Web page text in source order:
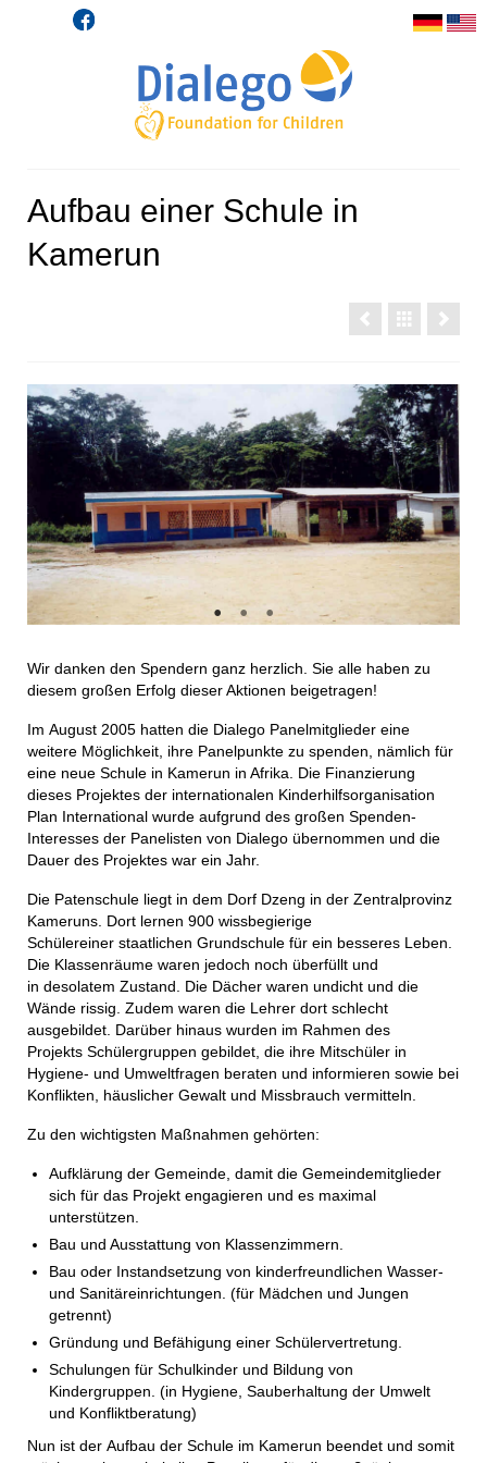
Aufbau einer Schule in
Kamerun
Wir danken den Spendern ganz herzlich. Sie alle haben zu
diesem großen Erfolg dieser Aktionen beigetragen!
Im August 2005 hatten die Dialego Panelmitglieder eine
weitere Möglichkeit, ihre Panelpunkte zu spenden, nämlich für
eine neue Schule in Kamerun in Afrika. Die Finanzierung
dieses Projektes der internationalen Kinderhilfsorganisation
Plan International wurde aufgrund des großen Spenden-
Interesses der Panelisten von Dialego übernommen und die
Dauer des Projektes war ein Jahr.
Die Patenschule liegt in dem Dorf Dzeng in der Zentralprovinz
Kameruns. Dort lernen 900 wissbegierige
Schülereiner staatlichen Grundschule für ein besseres Leben.
Die Klassenräume waren jedoch noch überfüllt und
in desolatem Zustand. Die Dächer waren undicht und die
Wände rissig. Zudem waren die Lehrer dort schlecht
ausgebildet. Darüber hinaus wurden im Rahmen des
Projekts Schülergruppen gebildet, die ihre Mitschüler in
Hygiene- und Umweltfragen beraten und informieren sowie bei
Konflikten, häuslicher Gewalt und Missbrauch vermitteln.
Zu den wichtigsten Maßnahmen gehörten:
Aufklärung der Gemeinde, damit die Gemeindemitglieder
sich für das Projekt engagieren und es maximal
unterstützen.
Bau und Ausstattung von Klassenzimmern.
Bau oder Instandsetzung von kinderfreundlichen Wasser-
und Sanitäreinrichtungen. (für Mädchen und Jungen
getrennt)
Gründung und Befähigung einer Schülervertretung.
Schulungen für Schulkinder und Bildung von
Kindergruppen. (in Hygiene, Sauberhaltung der Umwelt
und Konfliktberatung)
Nun ist der Aufbau der Schule im Kamerun beendet und somit